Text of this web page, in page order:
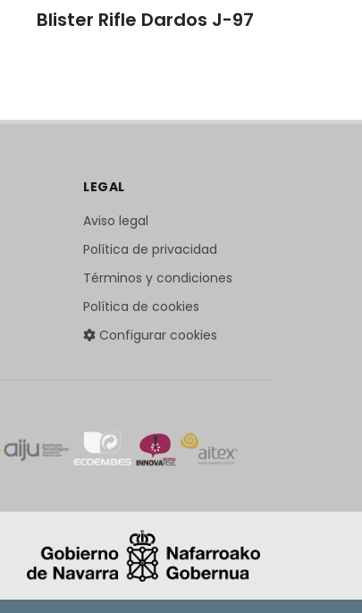
Blister Rifle Dardos J-97
LEGAL
Aviso legal
Política de privacidad
Términos y condiciones
Política de cookies
Configurar cookies